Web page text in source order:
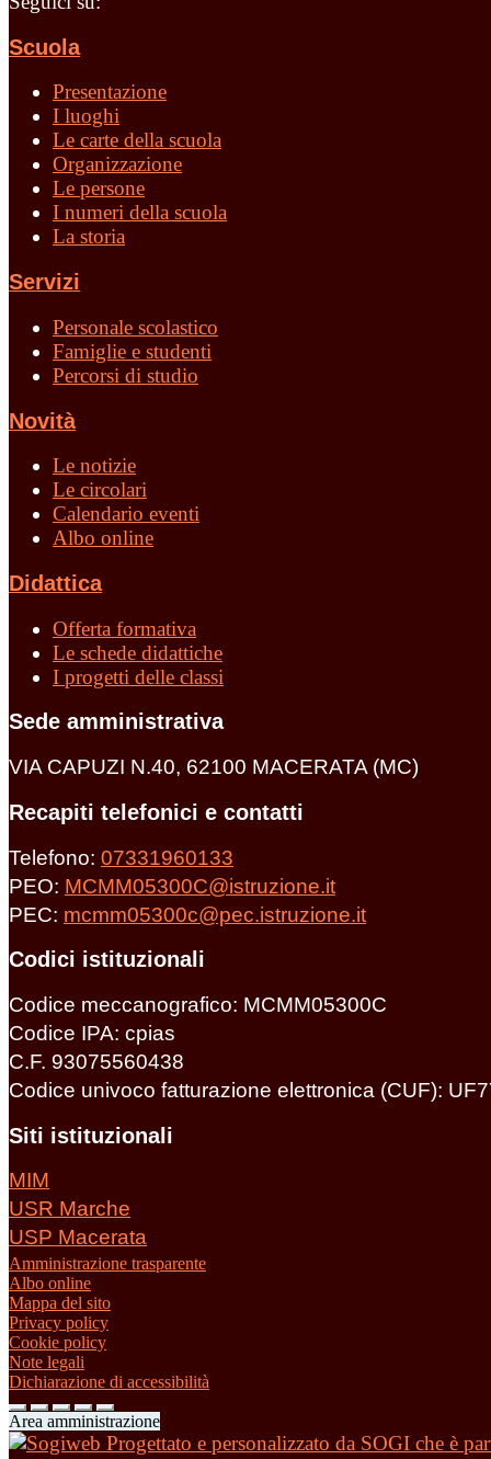
Scuola
Presentazione
I luoghi
Le carte della scuola
Organizzazione
Le persone
I numeri della scuola
La storia
Servizi
Personale scolastico
Famiglie e studenti
Percorsi di studio
Novità
Le notizie
Le circolari
Calendario eventi
Albo online
Didattica
Offerta formativa
Le schede didattiche
I progetti delle classi
Sede amministrativa
VIA CAPUZI N.40, 62100 MACERATA (MC)
Recapiti telefonici e contatti
Telefono: 07331960133
PEO: MCMM05300C@istruzione.it
PEC: mcmm05300c@pec.istruzione.it
Codici istituzionali
Codice meccanografico: MCMM05300C
Codice IPA: cpias
C.F. 93075560438
Codice univoco fatturazione elettronica (CUF):
Siti istituzionali
MIM
USR Marche
USP Macerata
Amministrazione trasparente
Albo online
Mappa del sito
Privacy policy
Cookie policy
Note legali
Dichiarazione di accessibilità
Area amministrazione